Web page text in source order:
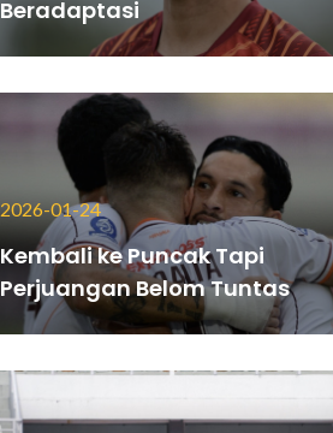
Beradaptasi
2026-01-24
Kembali ke Puncak Tapi
Perjuangan Belom Tuntas